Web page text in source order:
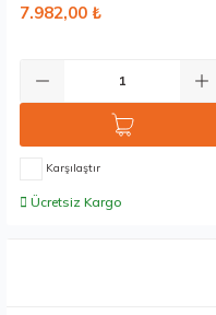
7.982,00 ₺
Karşılaştır
Ücretsiz Kargo